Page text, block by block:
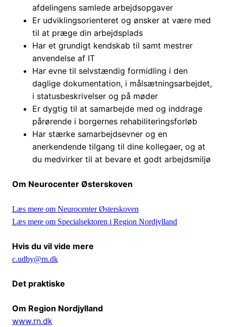
afdelingens samlede arbejdsopgaver
Er udviklingsorienteret og ønsker at være med
til at præge din arbejdsplads
Har et grundigt kendskab til samt mestrer
anvendelse af IT
Har evne til selvstændig formidling i den
daglige dokumentation, i målsætningsarbejdet,
i statusbeskrivelser og på møder
Er dygtig til at samarbejde med og inddrage
pårørende i borgernes rehabiliteringsforløb
Har stærke samarbejdsevner og en
anerkendende tilgang til dine kollegaer, og at
du medvirker til at bevare et godt arbejdsmiljø
Om Neurocenter Østerskoven
Læs mere om Neurocenter Østerskoven
Læs mere om Specialsektoren i Region Nordjylland
Hvis du vil vide mere
c.udby@rn.dk
Det praktiske
Om Region Nordjylland
www.rn.dk